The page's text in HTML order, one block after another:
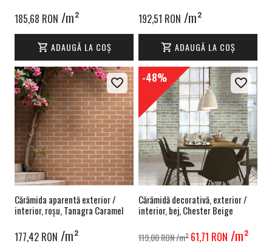
185,68 RON /m²
ADAUGĂ LA COȘ
192,51 RON /m²
ADAUGĂ LA COȘ
Cărămida aparentă exterior /
interior, roșu, Tanagra Caramel
177,42 RON /m²
-48%
Cărămidă decorativă, exterior /
interior, bej, Chester Beige
119,00 RON/m²61,71 RON /m²